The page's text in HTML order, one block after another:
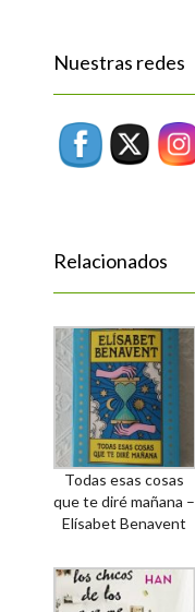
Nuestras redes
Relacionados
Todas esas cosas
que te diré mañana –
Elísabet Benavent